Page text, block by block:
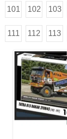
101 102 103
111 112 113